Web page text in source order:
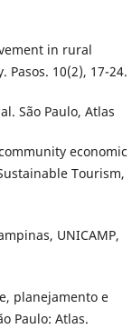
in rural
10(2), 17-24.
São Paulo, Atlas
economic
Tourism,
UNICAMP,
planejamento e
Paulo: Atlas.